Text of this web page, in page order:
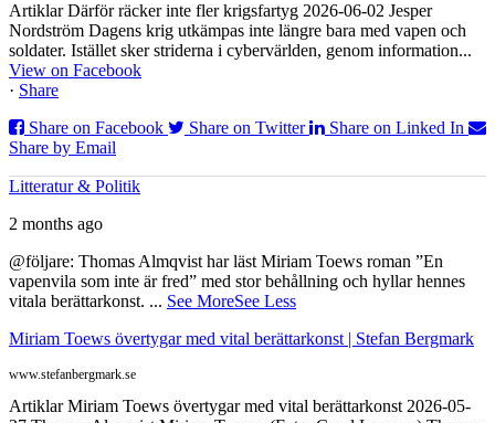
Artiklar Därför räcker inte fler krigsfartyg 2026-06-02 Jesper
Nordström Dagens krig utkämpas inte längre bara med vapen och
soldater. Istället sker striderna i cybervärlden, genom information...
View on Facebook
· Share
Share on Facebook
Share on Twitter
Share on Linked In
Share by Email
Litteratur & Politik
2 months ago
@följare: Thomas Almqvist har läst Miriam Toews roman ”En
vapenvila som inte är fred” med stor behållning och hyllar hennes
vitala berättarkonst. ... See MoreSee Less
Miriam Toews övertygar med vital berättarkonst | Stefan Bergmark
www.stefanbergmark.se
Artiklar Miriam Toews övertygar med vital berättarkonst 2026-05-